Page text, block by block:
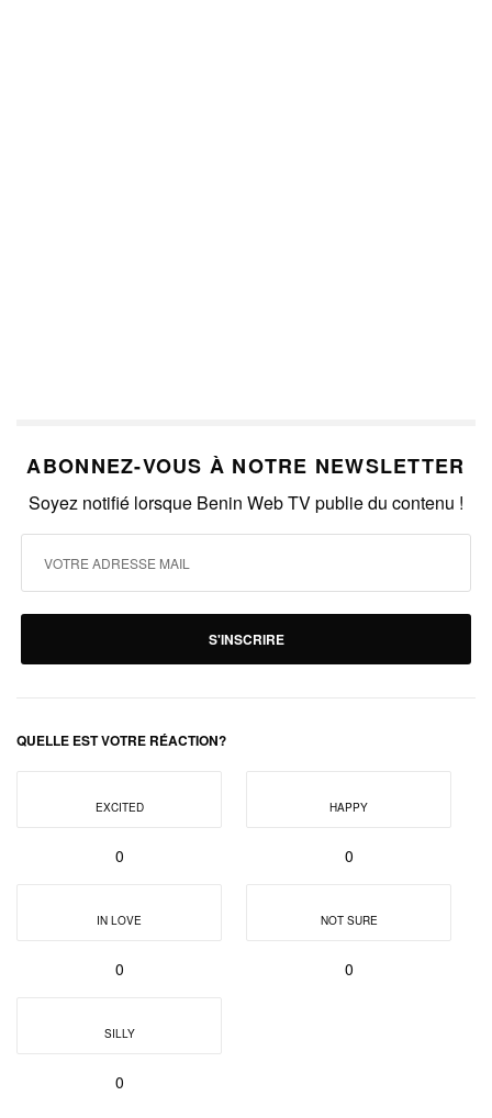
ABONNEZ-VOUS À NOTRE NEWSLETTER
Soyez notifié lorsque Benin Web TV publie du contenu !
S'INSCRIRE
QUELLE EST VOTRE RÉACTION?
EXCITED
0
HAPPY
0
IN LOVE
0
NOT SURE
0
SILLY
0